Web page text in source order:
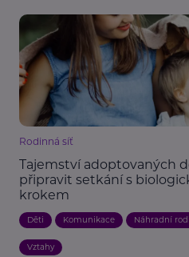
Rodinná síť
Tajemství adoptovaných
připravit setkání s
krokem
Děti Komunikace Náhradní
Vztahy